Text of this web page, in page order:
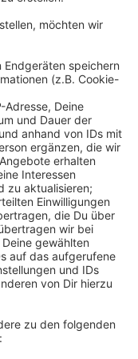
gewesen, sagte
Radio Ennepe
in Ennepetal,
mit
sich ein LKW
höher als im
als an
kämpfte
Nachdem die
auch dort wieder